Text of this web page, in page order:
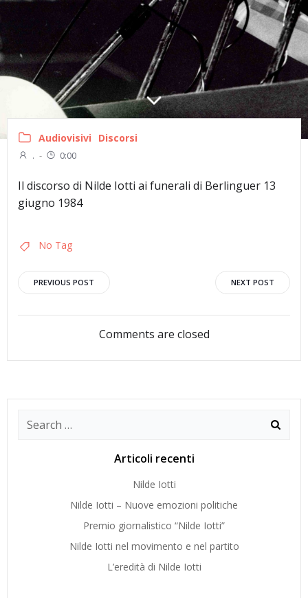
Audiovisivi Discorsi
. - 0:00
Il discorso di Nilde Iotti ai funerali di Berlinguer 13
giugno 1984
No Tag
Navigazione
articoli
PREVIOUS POST
articoli
NEXT POST
Comments are closed
Search
Articoli recenti
Nilde Iotti
Nilde Iotti – Nuove emozioni politiche
Premio giornalistico “Nilde Iotti”
Nilde Iotti nel movimento e nel partito
L’eredità di Nilde Iotti